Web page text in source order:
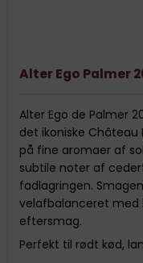
Alter Ego Palmer
Alter Ego de Palmer
det ikoniske Château
på fine aromaer af
subtile noter af
fadlagringen.
velafbalanceret med
eftersmag.
Perfekt til rødt kød,